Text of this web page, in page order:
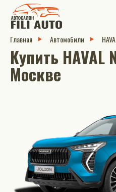
Главная Автомобили
Купить HAVAL
Москве